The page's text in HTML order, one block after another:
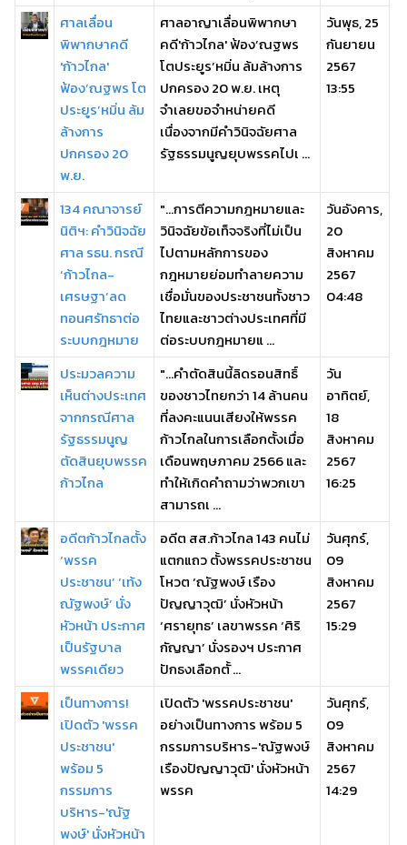
ศาลเลื่อน
พิพากษาคดี
'ก้าวไกล'
ฟ้อง’ณฐพร โต
ประยูร’หมิ่น ล้ม
ล้างการ
ปกครอง 20
พ.ย.
ศาลอาญาเลื่อนพิพากษา
คดี'ก้าวไกล' ฟ้อง’ณฐพร
โตประยูร’หมิ่น ล้มล้างการ
ปกครอง 20 พ.ย. เหตุ
จำเลยขอจำหน่ายคดี
เนื่องจากมีคำวินิจฉัยศาล
รัฐธรรมนูญยุบพรรคไปเ ...
วันพุธ, 25
กันยายน
2567
13:55
134 คณาจารย์
นิติฯ: คำวินิจฉัย
ศาล รธน. กรณี
‘ก้าวไกล-
เศรษฐา’ลด
ทอนศรัทธาต่อ
ระบบกฎหมาย
"...การตีความกฎหมายและ
วินิจฉัยข้อเท็จจริงที่ไม่เป็น
ไปตามหลักการของ
กฎหมายย่อมทำลายความ
เชื่อมั่นของประชาชนทั้งชาว
ไทยและชาวต่างประเทศที่มี
ต่อระบบกฎหมายแ ...
วันอังคาร,
20
สิงหาคม
2567
04:48
ประมวลความ
เห็นต่างประเทศ
จากกรณีศาล
รัฐธรรมนูญ
ตัดสินยุบพรรค
ก้าวไกล
"...คำตัดสินนี้ลิดรอนสิทธิ์
ของชาวไทยกว่า 14 ล้านคน
ที่ลงคะแนนเสียงให้พรรค
ก้าวไกลในการเลือกตั้งเมื่อ
เดือนพฤษภาคม 2566 และ
ทำให้เกิดคำถามว่าพวกเขา
สามารถเ ...
วัน
อาทิตย์,
18
สิงหาคม
2567
16:25
อดีตก้าวไกลตั้ง
‘พรรค
ประชาชน’ ‘เท้ง
ณัฐพงษ์’ นั่ง
หัวหน้า ประกาศ
เป็นรัฐบาล
พรรคเดียว
อดีต สส.ก้าวไกล 143 คนไม่
แตกแถว ตั้งพรรคประชาชน
โหวต ‘ณัฐพงษ์ เรือง
ปัญญาวุฒิ’ นั่งหัวหน้า
‘ศรายุทธ’ เลขาพรรค ‘ศิริ
กัญญา’ นั่งรองฯ ประกาศ
ปักธงเลือกตั้ ...
วันศุกร์,
09
สิงหาคม
2567
15:29
เป็นทางการ!
เปิดตัว 'พรรค
ประชาชน'
พร้อม 5
กรรมการ
บริหาร-'ณัฐ
พงษ์' นั่งหัวหน้า
เปิดตัว 'พรรคประชาชน'
อย่างเป็นทางการ พร้อม 5
กรรมการบริหาร-'ณัฐพงษ์
เรืองปัญญาวุฒิ' นั่งหัวหน้า
พรรค
วันศุกร์,
09
สิงหาคม
2567
14:29